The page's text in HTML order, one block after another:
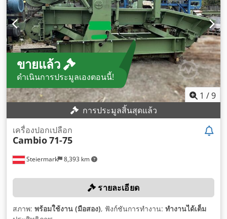
ขายแล้ว
ดำเนินการประมูลเองตอนนี้!
1 /9
การประมูลสิ้นสุดแล้ว
Steiermark 8,393 km
เครื่องปอกเปลือก
Cambio71-75
รายละเอียด
สภาพ: พร้อมใช้งาน (มือสอง), ฟังก์ชันการทำงาน: ทำงานได้เต็ม